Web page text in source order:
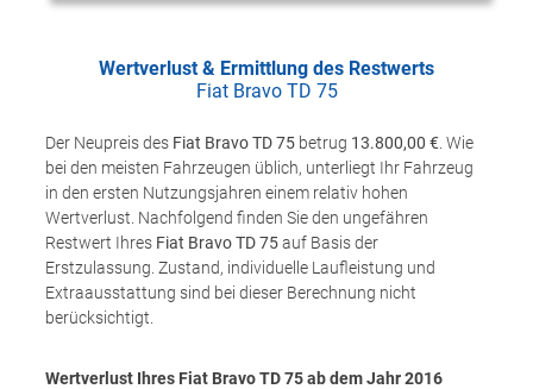
Wertverlust & Ermittlung des Restwerts
Fiat Bravo TD 75
Der Neupreis des Fiat Bravo TD 75 betrug 13.800,00 € . Wie
bei den meisten Fahrzeugen üblich, unterliegt Ihr Fahrzeug
in den ersten Nutzungsjahren einem relativ hohen
Wertverlust. Nachfolgend finden Sie den ungefähren
Restwert Ihres Fiat Bravo TD 75auf Basis der
Erstzulassung. Zustand, individuelle Laufleistung und
Extraausstattung sind bei dieser Berechnung nicht
berücksichtigt.
Wertverlust Ihres Fiat Bravo TD 75 ab dem Jahr2016